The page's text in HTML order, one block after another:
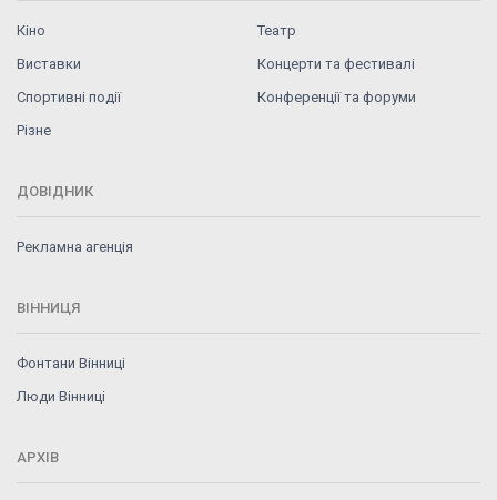
Кіно
Театр
Виставки
Концерти та фестивалі
Спортивні події
Конференції та форуми
Різне
ДОВІДНИК
Рекламна агенція
ВІННИЦЯ
Фонтани Вінниці
Люди Вінниці
АРХІВ